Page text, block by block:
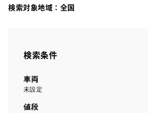
検索対象地域： 全国
検索条件
車両
未設定
値段